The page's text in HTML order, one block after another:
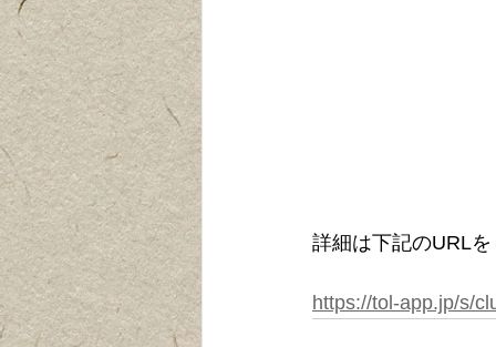
詳細は下記のURL
https://tol-app.jp/s/